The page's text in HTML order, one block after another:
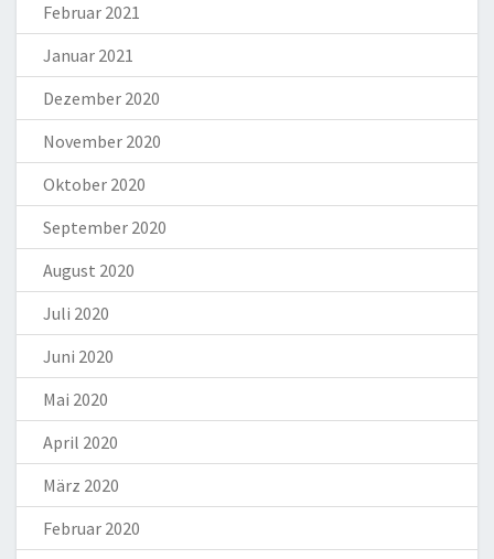
Februar 2021
Januar 2021
Dezember 2020
November 2020
Oktober 2020
September 2020
August 2020
Juli 2020
Juni 2020
Mai 2020
April 2020
März 2020
Februar 2020